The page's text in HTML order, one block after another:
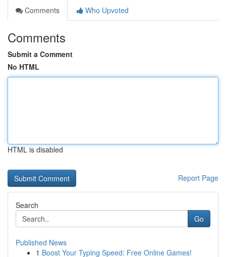
Comments
Who Upvoted
Comments
Submit a Comment
No HTML
HTML is disabled
Report Page
Search
Go
Published News
1 Boost Your Typing Speed: Free Online Games!